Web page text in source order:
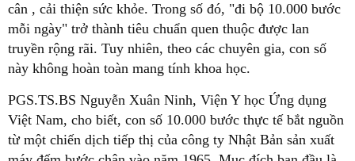
cân , cải thiện sức khỏe. Trong số đó, "đi bộ 10.000 bước
mỗi ngày" trở thành tiêu chuẩn quen thuộc được lan
truyền rộng rãi. Tuy nhiên, theo các chuyên gia, con số
này không hoàn toàn mang tính khoa học.
PGS.TS.BS Nguyễn Xuân Ninh, Viện Y học Ứng dụng
Việt Nam, cho biết, con số 10.000 bước thực tế bắt nguồn
từ một chiến dịch tiếp thị của công ty Nhật Bản sản xuất